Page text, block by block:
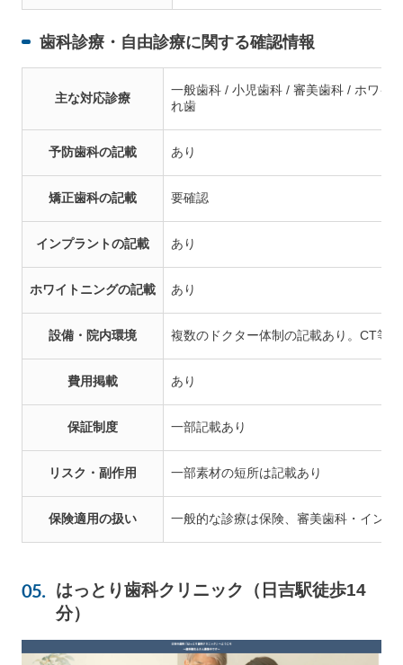
歯科診療・自由診療に関する確認情報
主な対応診療
一般歯科 / 小児歯科 / 審美歯科 / ホワイ
れ歯
予防歯科の記載 あり
矯正歯科の記載 要確認
インプラントの記載 あり
ホワイトニングの記載 あり
設備・院内環境 複数のドクター体制の記載あり。CT等
費用掲載 あり
保証制度 一部記載あり
リスク・副作用 一部素材の短所は記載あり
保険適用の扱い 一般的な診療は保険、審美歯科・イン
はっとり歯科クリニック（日吉駅徒歩14
分）